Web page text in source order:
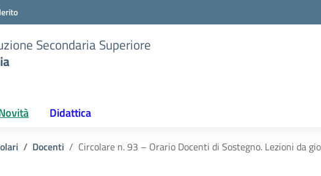
Secondaria Superiore
Didattica
Docenti Circolare n. 93 – Orario Docenti di Sostegno. Lezioni da